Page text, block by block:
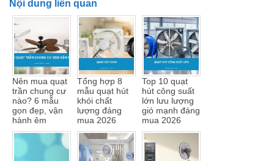
Nội dung liên quan
Nên mua quạt
trần chung cư
nào? 6 mẫu
gọn đẹp, vận
hành êm
Tổng hợp 8
mẫu quạt hút
khói chất
lượng đáng
mua 2026
Top 10 quạt
hút công suất
lớn lưu lượng
gió mạnh đáng
mua 2026